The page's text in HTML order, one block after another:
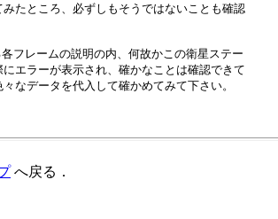
たところ、必ずしもそうではないことも確認
フレームの説明の内、何故かこの衛星ステー
エラーが表示され、確かなことは確認できて
なデータを代入して確かめてみて下さい。
へ戻る．